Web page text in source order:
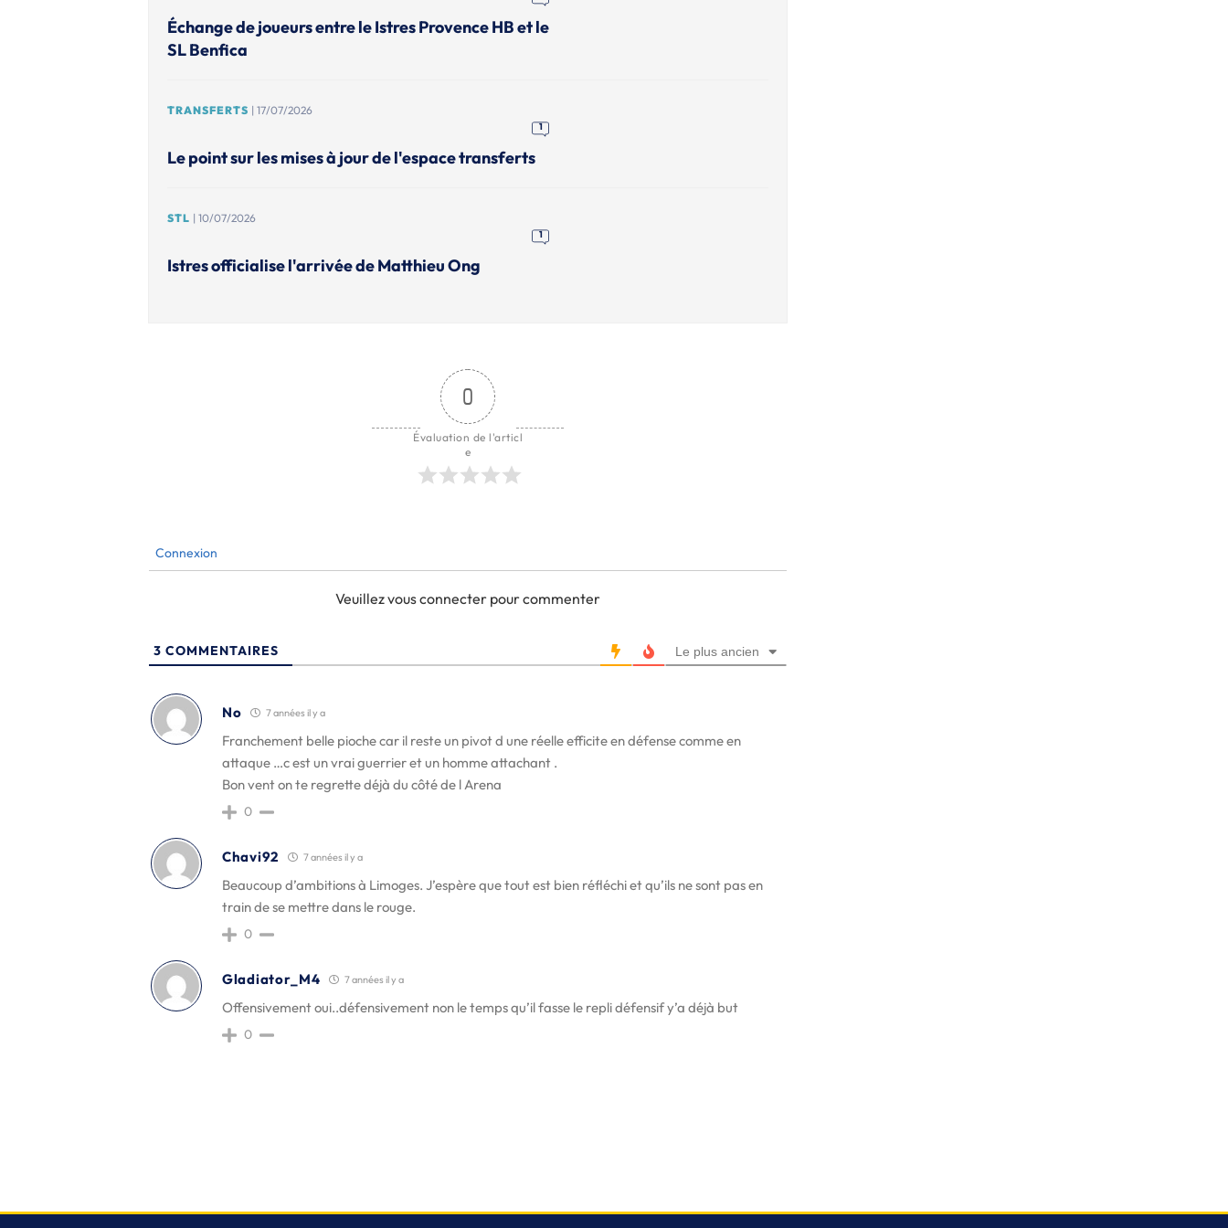
Échange de joueurs entre le Istres Provence HB et le
SL Benfica
TRANSFERTS | 17/07/2026
1
Le point sur les mises à jour de l'espace transferts
STL | 10/07/2026
1
Istres officialise l'arrivée de Matthieu Ong
0
Évaluation de l'articl
e
Connexion
Veuillez vous connecter pour commenter
3 COMMENTAIRES Le plus ancien
No 7 années il y a
Franchement belle pioche car il reste un pivot d une réelle efficite en défense comme en
attaque …c est un vrai guerrier et un homme attachant .
Bon vent on te regrette déjà du côté de l Arena
0
Chavi92 7 années il y a
Beaucoup d’ambitions à Limoges. J’espère que tout est bien réfléchi et qu’ils ne sont pas en
train de se mettre dans le rouge.
0
Gladiator_M4 7 années il y a
Offensivement oui..défensivement non le temps qu’il fasse le repli défensif y’a déjà but
0